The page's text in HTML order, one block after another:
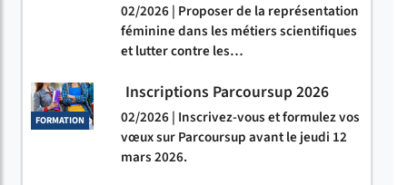
02/2026 | Proposer de la représentation
féminine dans les métiers scientifiques
et lutter contre les…
FORMATION
Inscriptions Parcoursup 2026
02/2026 | Inscrivez-vous et formulez vos
vœux sur Parcoursup avant le jeudi 12
mars 2026.